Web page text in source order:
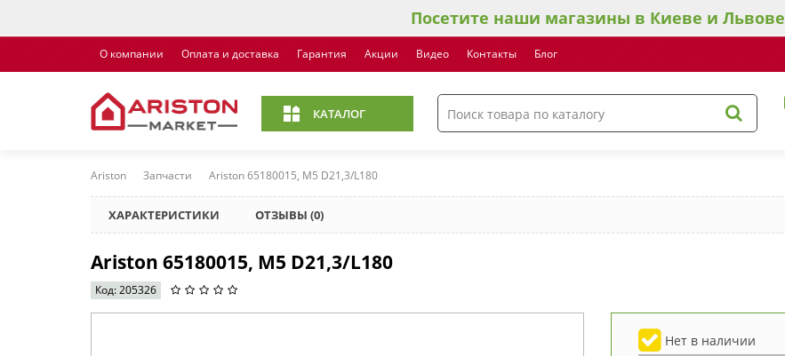
Посетите наши магазины в Киеве и Львове
О компании Оплата и доставка Гарантия Акции Видео Контакты Блог
КАТАЛОГ
Ariston Запчасти Ariston 65180015, M5 D21,3/L180
ХАРАКТЕРИСТИКИ ОТЗЫВЫ (0)
Ariston 65180015, M5 D21,3/L180
Код: 205326
Нет в наличии